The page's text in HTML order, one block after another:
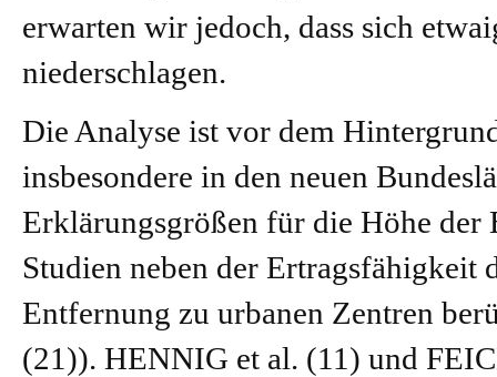
erwarten wir jedoch, dass sich
niederschlagen.
Die Analyse ist vor dem
insbesondere in den neuen
Erklärungsgrößen für die Höhe der
Studien neben der Ertragsfähigkeit
Entfernung zu urbanen Zentren
(21)). HENNIG et al. (11) und